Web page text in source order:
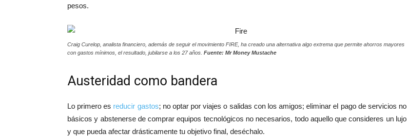
pesos.
Craig Curelop, analista financiero, además de seguir el movimiento FIRE, ha creado una alternativa algo extrema que permite ahorros mayores
con gastos mínimos, el resultado, jubilarse a los 27 años. Fuente: Mr Money Mustache
Austeridad como bandera
Lo primero es reducir gastos; no optar por viajes o salidas con los amigos; eliminar el pago de servicios no
básicos y abstenerse de comprar equipos tecnológicos no necesarios, todo aquello que consideres un lujo
y que pueda afectar drásticamente tu objetivo final, deséchalo.